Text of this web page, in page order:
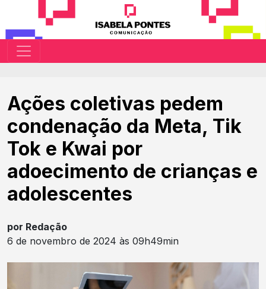
Ações coletivas pedem
condenação da Meta, Tik
Tok e Kwai por
adoecimento de crianças e
adolescentes
por Redação
6 de novembro de 2024 às 09h49min